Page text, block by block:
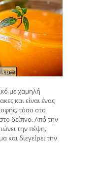
με χαμηλή
και είναι ένας
τόσο στο
δείπνο. Από την
την πέψη,
και διεγείρει την